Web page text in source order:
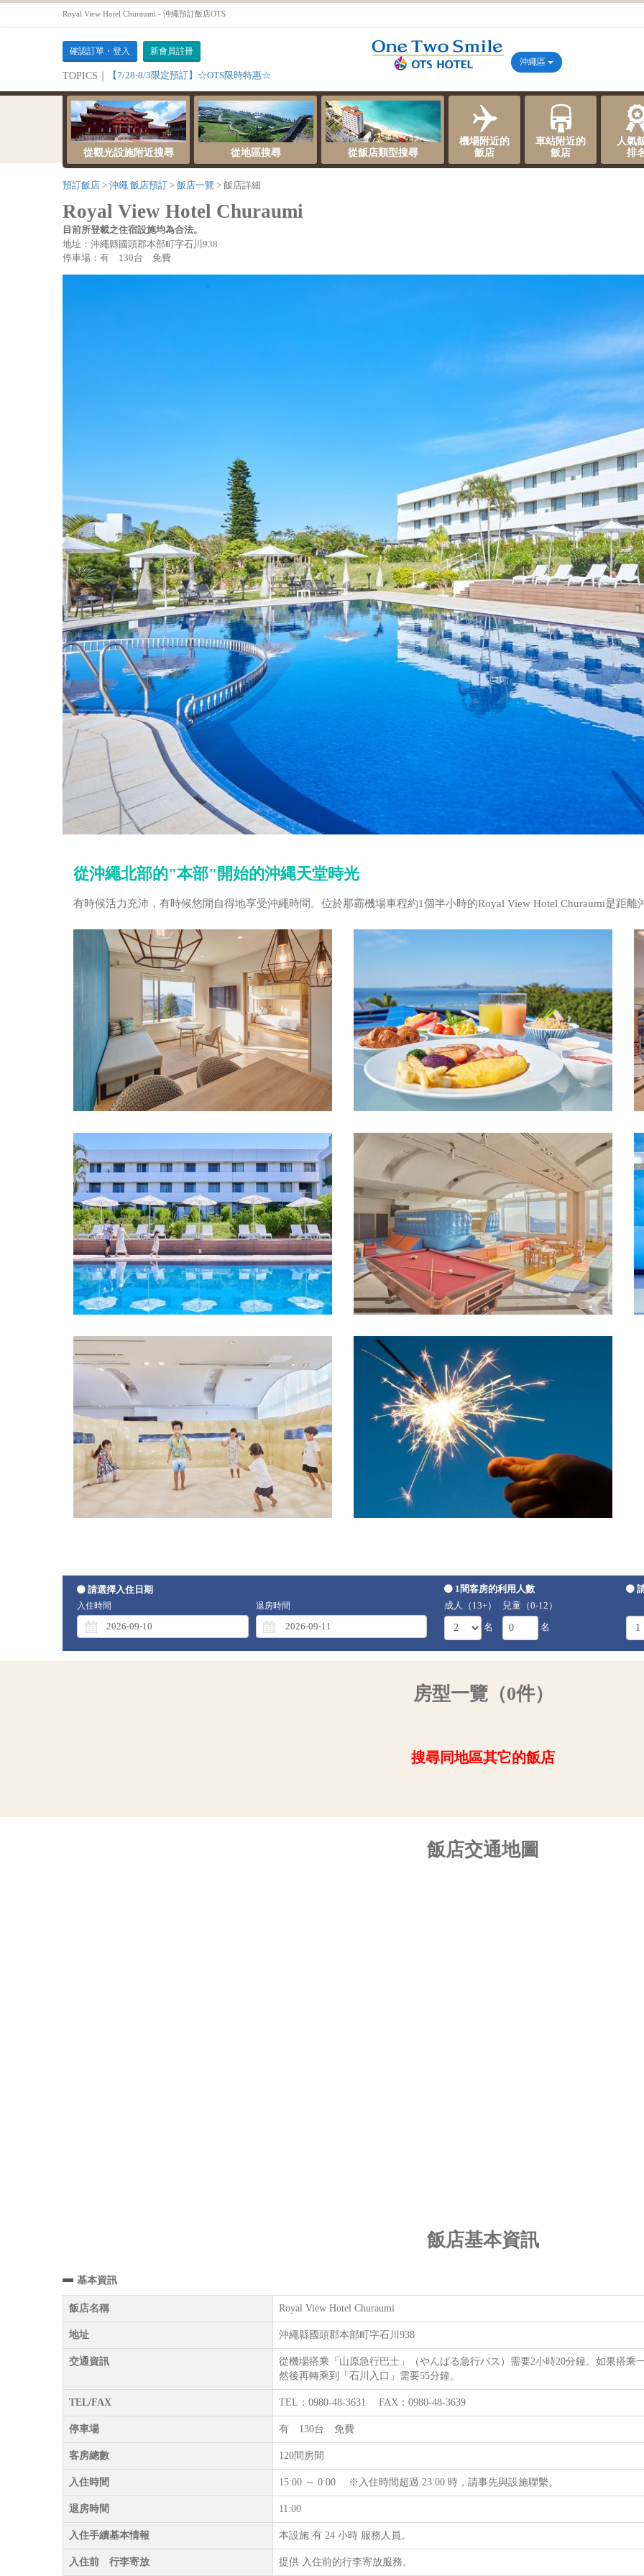
Royal View Hotel Churaumi - 沖繩預訂飯店OTS
確認訂單・登入 新會員註冊
TOPICS｜ 【7/28-8/3限定預訂】☆OTS限時特惠☆
沖繩區
從觀光設施附近搜尋 從地區搜尋 從飯店類型搜尋
機場附近的
飯店
車站附近的
飯店
人氣
排
預訂飯店 沖繩 飯店預訂 飯店一覽 飯店詳細
Royal View Hotel Churaumi
目前所登載之住宿設施均為合法。
地址：沖繩縣國頭郡本部町字石川938
停車場：有 130台 免費
從沖繩北部的"本部"開始的沖縄天堂時光
有時候活力充沛，有時候悠閒自得地享受沖繩時間。位於那霸機場車程約1個半小時的Royal View Hotel Churaumi是距離
請選擇入住日期
入住時間 退房時間
1間客房的利用人數
成人（13+）
名
兒童（0-12）
名
房型一覽（0件）
搜尋同地區其它的飯店
飯店交通地圖
飯店基本資訊
基本資訊
飯店名稱 Royal View Hotel Churaumi
地址 沖繩縣國頭郡本部町字石川938
交通資訊
從機場搭乘「山原急行巴士」（やんばる急行バス）需要2小時20分鐘。如果搭乘
然後再轉乘到「石川入口」需要55分鐘。
TEL/FAX TEL：0980-48-3631 FAX：0980-48-3639
停車場 有 130台 免費
客房總數 120間房間
入住時間 15:00 ～ 0:00 ※入住時間超過 23:00 時，請事先與設施聯繫。
退房時間 11:00
入住手續基本情報 本設施 有 24 小時 服務人員。
入住前 行李寄放 提供 入住前的行李寄放服務。